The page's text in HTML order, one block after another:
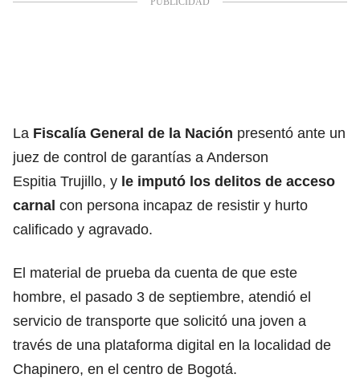
La Fiscalía General de la Nación presentó ante un
juez de control de garantías a Anderson
Espitia Trujillo, y le imputó los delitos de acceso
carnal con persona incapaz de resistir y hurto
calificado y agravado.
El material de prueba da cuenta de que este
hombre, el pasado 3 de septiembre, atendió el
servicio de transporte que solicitó una joven a
través de una plataforma digital en la localidad de
Chapinero, en el centro de Bogotá.